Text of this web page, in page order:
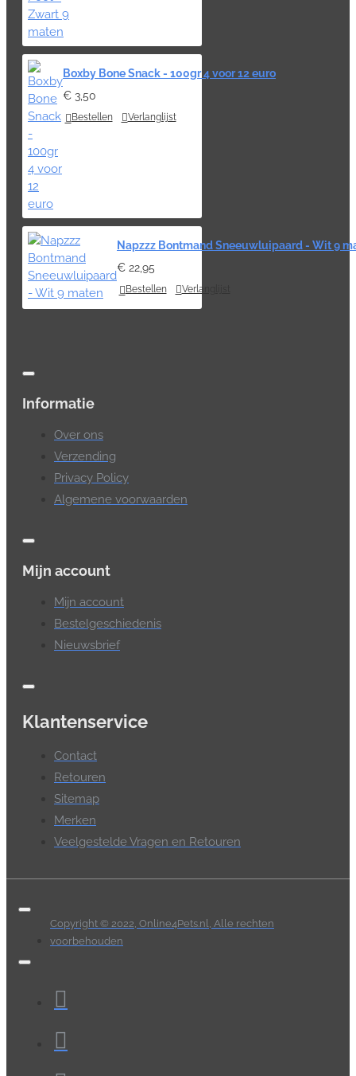
Boxby Bone Snack - 100gr 4 voor 12 euro
€ 3,50
Bestellen Verlanglijst
Napzzz Bontmand Sneeuwluipaard - Wit 9
€ 22,95
Bestellen Verlanglijst
Informatie
Over ons
Verzending
Privacy Policy
Algemene voorwaarden
Mijn account
Mijn account
Bestelgeschiedenis
Nieuwsbrief
Klantenservice
Contact
Retouren
Sitemap
Merken
Veelgestelde Vragen en Retouren
Copyright © 2022, Online4Pets.nl, Alle rechten
voorbehouden